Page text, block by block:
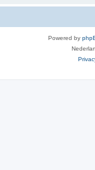
Powered by